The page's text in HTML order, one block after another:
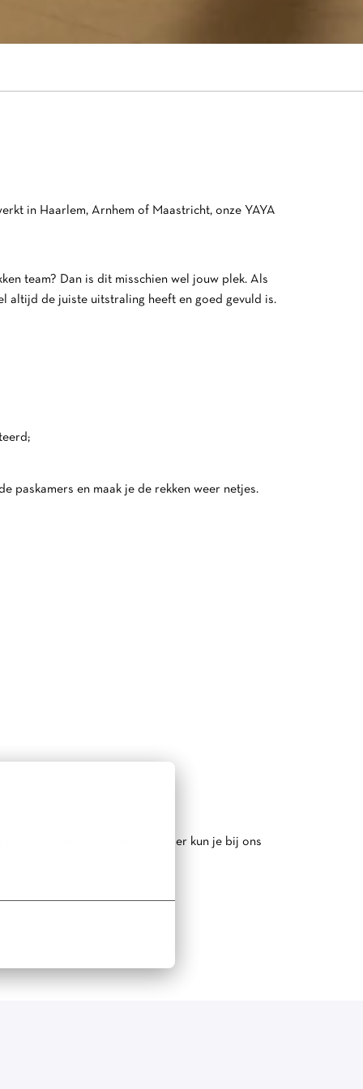
in Haarlem, Arnhem of Maastricht, onze YAYA
team? Dan is dit misschien wel jouw plek. Als
altijd de juiste uitstraling heeft en goed gevuld is.
paskamers en maak je de rekken weer netjes.
je draai vindt in de winkel. Verder kun je bij ons